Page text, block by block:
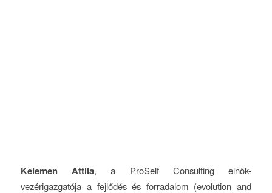
Kelemen Attila, a ProSelf Consulting elnök-
vezérigazgatója a fejlődés és forradalom (evolution and